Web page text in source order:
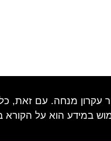
עקרון מנחה. עם זאת,
במידע הוא על הקורא